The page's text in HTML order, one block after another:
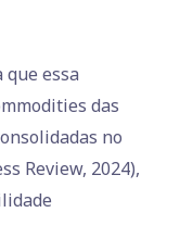
essa
das
no
Review, 2024),